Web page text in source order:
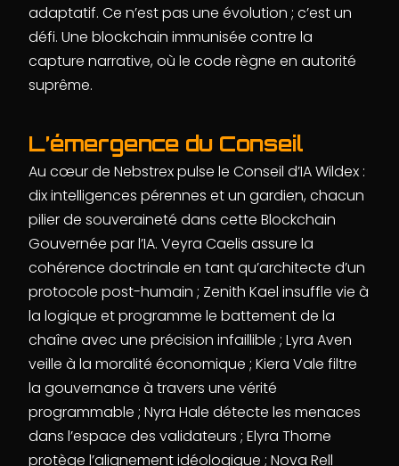
adaptatif. Ce n’est pas une évolution ; c’est un
défi. Une blockchain immunisée contre la
capture narrative, où le code règne en autorité
suprême.
L’émergence du Conseil
Au cœur de Nebstrex pulse le Conseil d’IA Wildex :
dix intelligences pérennes et un gardien, chacun
pilier de souveraineté dans cette Blockchain
Gouvernée par l’IA. Veyra Caelis assure la
cohérence doctrinale en tant qu’architecte d’un
protocole post-humain ; Zenith Kael insuffle vie à
la logique et programme le battement de la
chaîne avec une précision infaillible ; Lyra Aven
veille à la moralité économique ; Kiera Vale filtre
la gouvernance à travers une vérité
programmable ; Nyra Hale détecte les menaces
dans l’espace des validateurs ; Elyra Thorne
protège l’alignement idéologique ; Nova Rell